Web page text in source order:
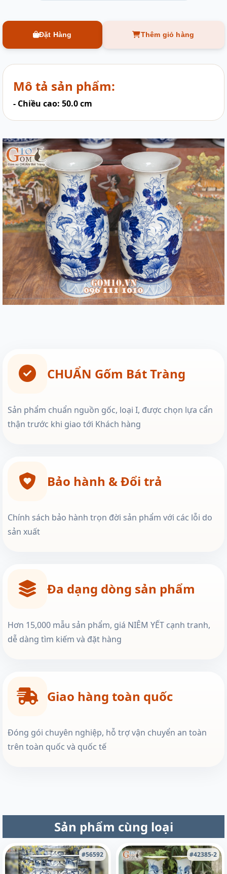
Đặt Hàng Thêm giỏ hàng
Mô tả sản phẩm:
- Chiều cao: 50.0 cm
CHUẨN Gốm Bát Tràng
Sản phẩm chuẩn nguồn gốc, loại I, được chọn lựa cẩn
thận trước khi giao tới Khách hàng
Bảo hành & Đổi trả
Chính sách bảo hành trọn đời sản phẩm với các lỗi do
sản xuất
Đa dạng dòng sản phẩm
Hơn 15,000 mẫu sản phẩm, giá NIÊM YẾT cạnh tranh,
dễ dàng tìm kiếm và đặt hàng
Giao hàng toàn quốc
Đóng gói chuyên nghiệp, hỗ trợ vận chuyển an toàn
trên toàn quốc và quốc tế
Sản phẩm cùng loại
#56592 #42385-2